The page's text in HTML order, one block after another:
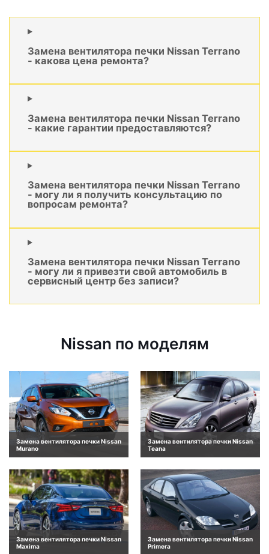
Замена вентилятора печки Nissan Terrano
- какова цена ремонта?
Замена вентилятора печки Nissan Terrano
- какие гарантии предоставляются?
Замена вентилятора печки Nissan Terrano
- могу ли я получить консультацию по
вопросам ремонта?
Замена вентилятора печки Nissan Terrano
- могу ли я привезти свой автомобиль в
сервисный центр без записи?
Nissan по моделям
Замена вентилятора печки Nissan
Murano
Замена вентилятора печки Nissan
Teana
Замена вентилятора печки Nissan
Maxima
Замена вентилятора печки Nissan
Primera